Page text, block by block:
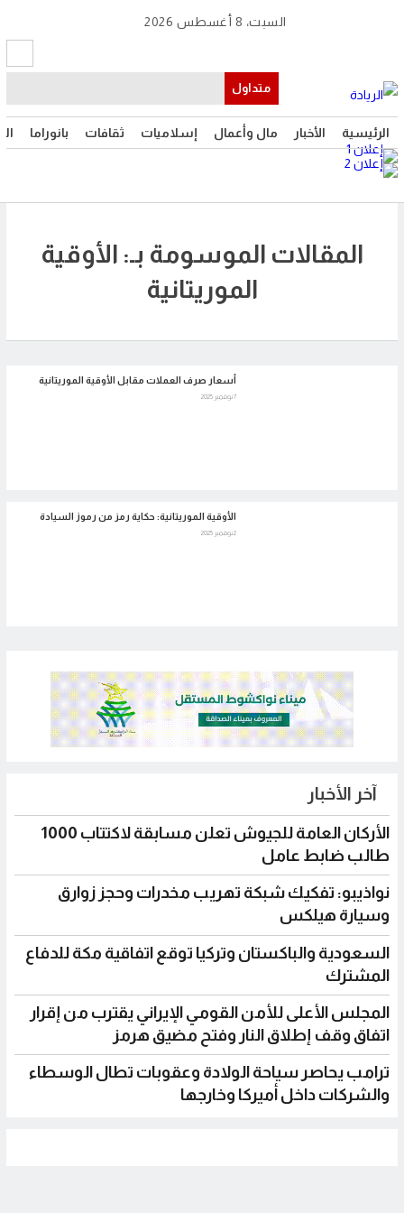
الرئيسية الأخبار مال وأعمال إسلاميات ثقافات بانوراما
السبت، 8 أغسطس 2026
متداول
المقالات الموسومة بـ: الأوقية
الموريتانية
أسعار صرف العملات مقابل الأوقية الموريتانية
7 نوفمبر 2025
الأوقية الموريتانية: حكاية رمز من رموز السيادة
2 نوفمبر 2025
آخر الأخبار
الأركان العامة للجيوش تعلن مسابقة لاكتتاب 1000
طالب ضابط عامل
نواذيبو: تفكيك شبكة تهريب مخدرات وحجز زوارق
وسيارة هيلكس
السعودية والباكستان وتركيا توقع اتفاقية مكة للدفاع
المشترك
المجلس الأعلى للأمن القومي الإيراني يقترب من إقرار
اتفاق وقف إطلاق النار وفتح مضيق هرمز
ترامب يحاصر سياحة الولادة وعقوبات تطال الوسطاء
والشركات داخل أميركا وخارجها